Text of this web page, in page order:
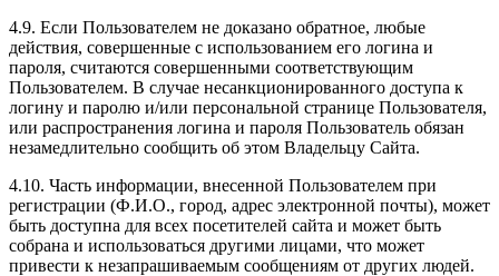
4.9. Если Пользователем не доказано обратное, любые
действия, совершенные с использованием его логина и
пароля, считаются совершенными соответствующим
Пользователем. В случае несанкционированного доступа к
логину и паролю и/или персональной странице Пользователя,
или распространения логина и пароля Пользователь обязан
незамедлительно сообщить об этом Владельцу Сайта.
4.10. Часть информации, внесенной Пользователем при
регистрации (Ф.И.О., город, адрес электронной почты), может
быть доступна для всех посетителей сайта и может быть
собрана и использоваться другими лицами, что может
привести к незапрашиваемым сообщениям от других людей.